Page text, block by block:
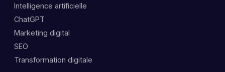
Intelligence artificielle
ChatGPT
Marketing digital
SEO
Transformation digitale